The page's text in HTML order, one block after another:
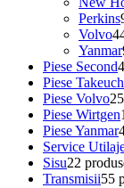
Perkins
Volvo4
Yanmar
Piese Second
Piese
Piese Volvo
Piese Wirtgen
Piese Yanmar
Service
Sisu22
Transmisii55